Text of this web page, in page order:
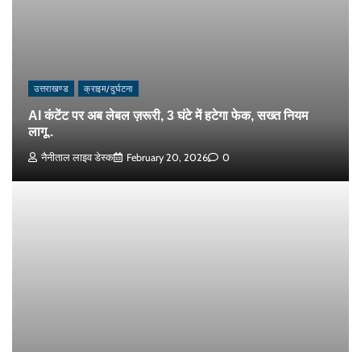
उत्तराखण्ड क्राइम/दुर्घटना
AI कंटेंट पर अब लेबल ज़रूरी, 3 घंटे में हटेगा फेक, सख्त नियम
लागू..
नैनीताल लाइव डेस्क February 20, 2026 0